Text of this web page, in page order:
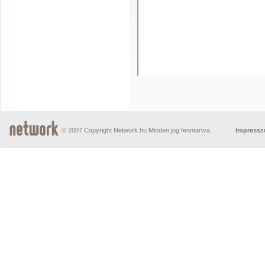
© 2007 Copyright Network.hu Minden jog fenntartva.